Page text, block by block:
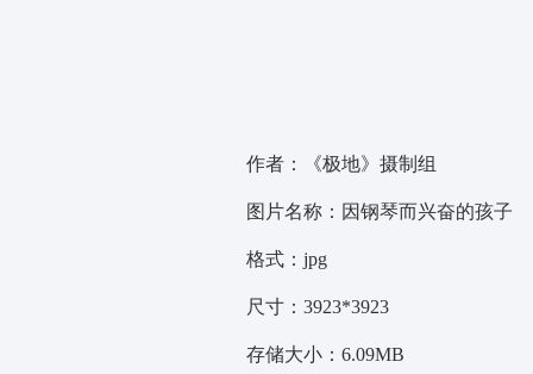
作者：《极地》摄制组
图片名称：因钢琴而兴奋的孩子
格式：jpg
尺寸：3923*3923
存储大小：6.09MB